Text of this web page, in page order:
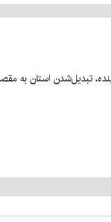
تبدیل‌شدن استان